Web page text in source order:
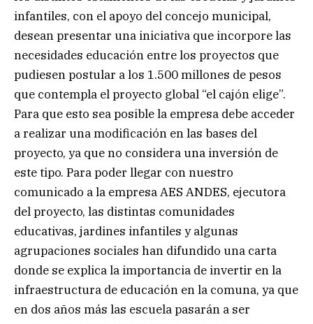
infantiles, con el apoyo del concejo municipal,
desean presentar una iniciativa que incorpore las
necesidades educación entre los proyectos que
pudiesen postular a los 1.500 millones de pesos
que contempla el proyecto global “el cajón elige”.
Para que esto sea posible la empresa debe acceder
a realizar una modificación en las bases del
proyecto, ya que no considera una inversión de
este tipo. Para poder llegar con nuestro
comunicado a la empresa AES ANDES, ejecutora
del proyecto, las distintas comunidades
educativas, jardines infantiles y algunas
agrupaciones sociales han difundido una carta
donde se explica la importancia de invertir en la
infraestructura de educación en la comuna, ya que
en dos años más las escuela pasarán a ser